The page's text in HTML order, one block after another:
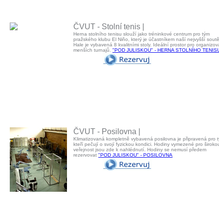
ČVUT - Stolní tenis |
Herna stolního tenisu slouží jako tréninkové centrum pro tým
pražského klubu El Niňo, který je účastníkem naší nejvyšší
Hale je vybavená 8 kvalitními stoly. Ideální prostor pro
menších turnajů. "POD JULISKOU" - HERNA STOLNÍHO
ČVUT - Posilovna |
Klimatizovaná kompletně vybavená posilovna je připravená pro
kteří pečují o svojí fyzickou kondici. Hodiny vymezené pro
veřejnost jsou zde k nahlédnutí. Hodiny se nemusí předem
rezervovat "POD JULISKOU" - POSILOVNA